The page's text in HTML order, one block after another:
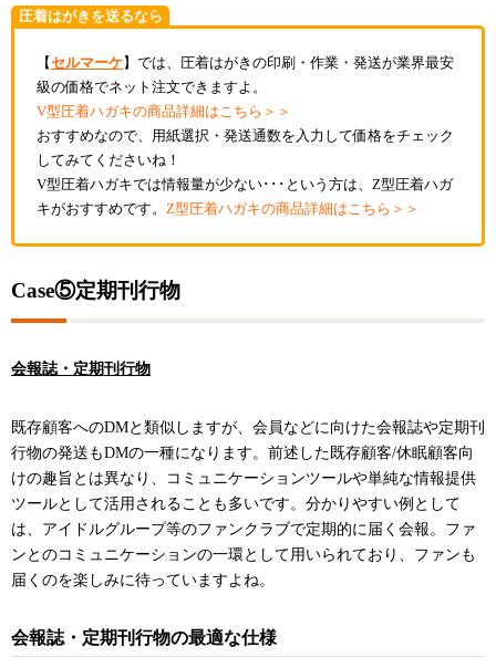
圧着はがきを送るなら
【セルマーケ】では、圧着はがきの印刷・作業・発送が業界最安
級の価格でネット注文できますよ。
V型圧着ハガキの商品詳細はこちら＞＞
おすすめなので、用紙選択・発送通数を入力して価格をチェック
してみてくださいね！
V型圧着ハガキでは情報量が少ない･･･という方は、Z型圧着ハガ
キがおすすめです。 Z型圧着ハガキの商品詳細はこちら＞＞
Case⑤定期刊行物
会報誌・定期刊行物
既存顧客へのDMと類似しますが、会員などに向けた会報誌や定期刊
行物の発送もDMの一種になります。前述した既存顧客/休眠顧客向
けの趣旨とは異なり、コミュニケーションツールや単純な情報提供
ツールとして活用されることも多いです。分かりやすい例として
は、アイドルグループ等のファンクラブで定期的に届く会報。ファ
ンとのコミュニケーションの一環として用いられており、ファンも
届くのを楽しみに待っていますよね。
会報誌・定期刊行物の最適な仕様